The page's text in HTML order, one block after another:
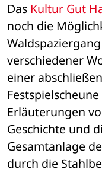
Das Kultur Gut
noch die
verschiedener
einer
Erläuterungen
Geschichte und
Gesamtanlage
durch die